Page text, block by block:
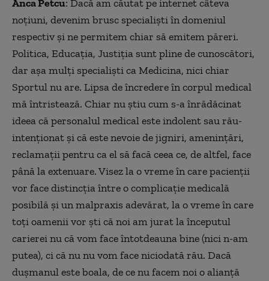
Anca Petcu: Dacă am căutat pe internet câteva
noțiuni, devenim brusc specialiști în domeniul
respectiv și ne permitem chiar să emitem păreri.
Politica, Educația, Justiția sunt pline de cunoscători,
dar așa mulți specialiști ca Medicina, nici chiar
Sportul nu are. Lipsa de încredere în corpul medical
mă întristează. Chiar nu știu cum s-a înrădăcinat
ideea că personalul medical este indolent sau rău-
intenționat și că este nevoie de jigniri, amenințări,
reclamații pentru ca el să facă ceea ce, de altfel, face
până la extenuare. Visez la o vreme în care pacienții
vor face distincția între o complicație medicală
posibilă și un malpraxis adevărat, la o vreme în care
toți oamenii vor ști că noi am jurat la începutul
carierei nu că vom face întotdeauna bine (nici n-am
putea), ci că nu nu vom face niciodată rău. Dacă
dușmanul este boala, de ce nu facem noi o alianță